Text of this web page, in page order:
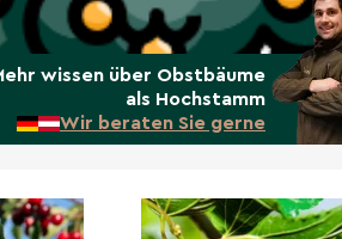
wissen über Obstbäume
als Hochstamm
Wir beraten Sie gerne